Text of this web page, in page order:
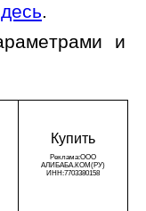
.
и
Ку­пить